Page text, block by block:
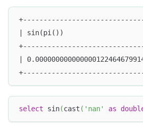
| sin(pi())
|
select sin(cast ( 'nan' as